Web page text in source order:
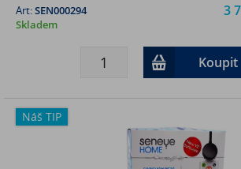
3
Art:SEN000294
Skladem
Koupit
Náš TIP